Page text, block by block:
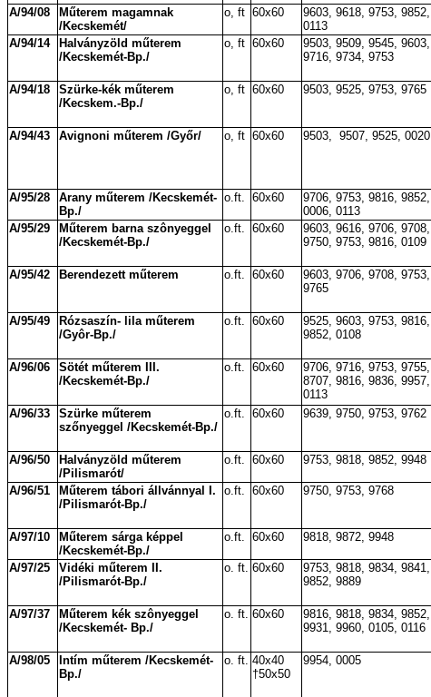
A/94/08
Műterem magamnak
/Kecskemét/
o, ft 60x60
9603, 9618, 9753, 9852,
0113
A/94/14
Halványzöld műterem
/Kecskemét-Bp./
o, ft 60x60
9503, 9509, 9545, 9603,
9716, 9734, 9753
A/94/18
Szürke-kék műterem
/Kecskem.-Bp./
o, ft 60x60 9503, 9525, 9753, 9765
A/94/43 Avignoni műterem /Győr/ o, ft 60x60 9503, 9507, 9525, 0020
A/95/28
Arany műterem /Kecskemét-
Bp./
o.ft. 60x60
9706, 9753, 9816, 9852,
0006, 0113
A/95/29
Műterem barna szônyeggel
/Kecskemét-Bp./
o.ft. 60x60
9603, 9616, 9706, 9708,
9750, 9753, 9816, 0109
A/95/42 Berendezett műterem o.ft. 60x60
9603, 9706, 9708, 9753,
9765
A/95/49
Rózsaszín- lila műterem
/Gyôr-Bp./
o.ft. 60x60
9525, 9603, 9753, 9816,
9852, 0108
A/96/06
Sötét műterem III.
/Kecskemét-Bp./
o.ft. 60x60
9706, 9716, 9753, 9755,
8707, 9816, 9836, 9957,
0113
A/96/33
Szürke műterem
szőnyeggel /Kecskemét-Bp./
o.ft. 60x60 9639, 9750, 9753, 9762
A/96/50
Halványzöld műterem
/Pilismarót/
o.ft. 60x60 9753, 9818, 9852, 9948
A/96/51
Műterem tábori állvánnyal I.
/Pilismarót-Bp./
o.ft. 60x60 9750, 9753, 9768
A/97/10
Műterem sárga képpel
/Kecskemét-Bp./
o.ft. 60x60 9818, 9872, 9948
A/97/25
Vidéki műterem II.
/Pilismarót-Bp./
o. ft. 60x60
9753, 9818, 9834, 9841,
9852, 9889
A/97/37
Műterem kék szônyeggel
/Kecskemét- Bp./
o. ft. 60x60
9816, 9818, 9834, 9852,
9931, 9960, 0105, 0116
A/98/05
Intím műterem /Kecskemét-
Bp./
o. ft. 40x40
†50x50
9954, 0005